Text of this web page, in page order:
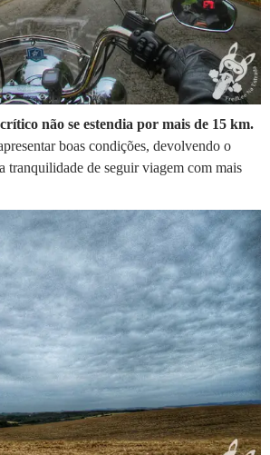
não se estendia por mais de 15 km.
boas condições, devolvendo o
tranquilidade de seguir viagem com mais